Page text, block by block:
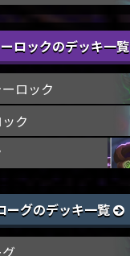
ロックのデッキ一覧
ロック
ク
ーグのデッキ一覧